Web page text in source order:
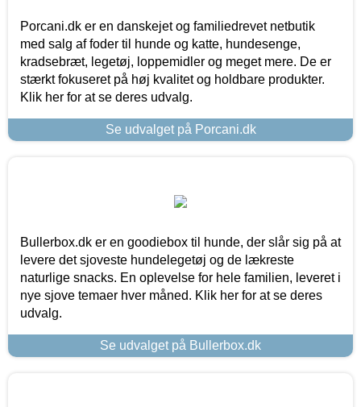
Porcani.dk er en danskejet og familiedrevet netbutik
med salg af foder til hunde og katte, hundesenge,
kradsebræt, legetøj, loppemidler og meget mere. De er
stærkt fokuseret på høj kvalitet og holdbare produkter.
Klik her for at se deres udvalg.
Se udvalget på Porcani.dk
Bullerbox.dk er en goodiebox til hunde, der slår sig på at
levere det sjoveste hundelegetøj og de lækreste
naturlige snacks. En oplevelse for hele familien, leveret i
nye sjove temaer hver måned. Klik her for at se deres
udvalg.
Se udvalget på Bullerbox.dk